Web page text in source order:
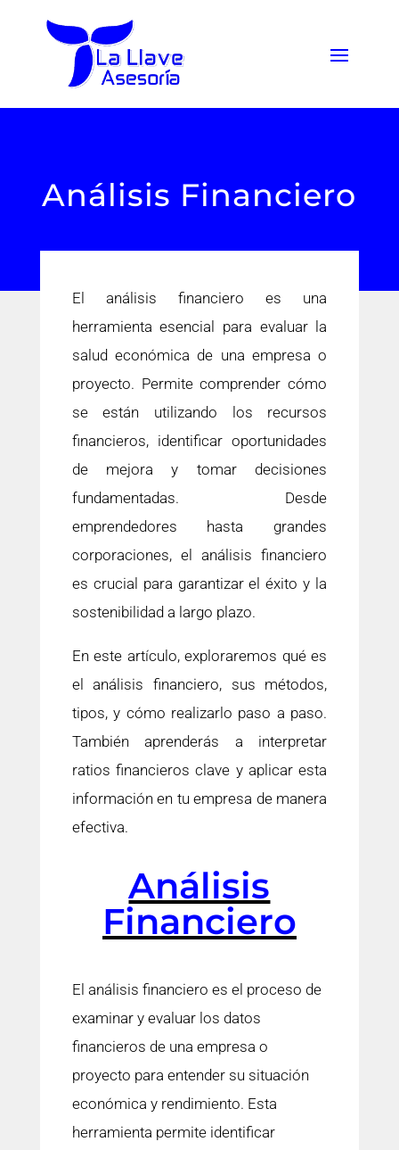
Análisis Financiero
El análisis financiero es una
herramienta esencial para evaluar la
salud económica de una empresa o
proyecto. Permite comprender cómo
se están utilizando los recursos
financieros, identificar oportunidades
de mejora y tomar decisiones
fundamentadas. Desde
emprendedores hasta grandes
corporaciones, el análisis financiero
es crucial para garantizar el éxito y la
sostenibilidad a largo plazo.
En este artículo, exploraremos qué es
el análisis financiero, sus métodos,
tipos, y cómo realizarlo paso a paso.
También aprenderás a interpretar
ratios financieros clave y aplicar esta
información en tu empresa de manera
efectiva.
Análisis
Financiero
El análisis financiero es el proceso de
examinar y evaluar los datos
financieros de una empresa o
proyecto para entender su situación
económica y rendimiento. Esta
herramienta permite identificar